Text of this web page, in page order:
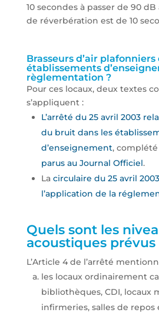
10 secondes à passer de 90
de réverbération est de 10
Brasseurs d’air plafonniers
établissements
règlementation ?
Pour ces locaux, deux textes
s’appliquent :
L’arrêté du 25 avril 2003
du bruit dans les
d’enseignement,
parus au Journal Officiel.
La circulaire du 25 avril
l’application de la
Quels sont les
acoustiques prévus
L’Article 4 de l’arrêté
les locaux ordinairement
bibliothèques, CDI, locaux
infirmeries, salles de repos